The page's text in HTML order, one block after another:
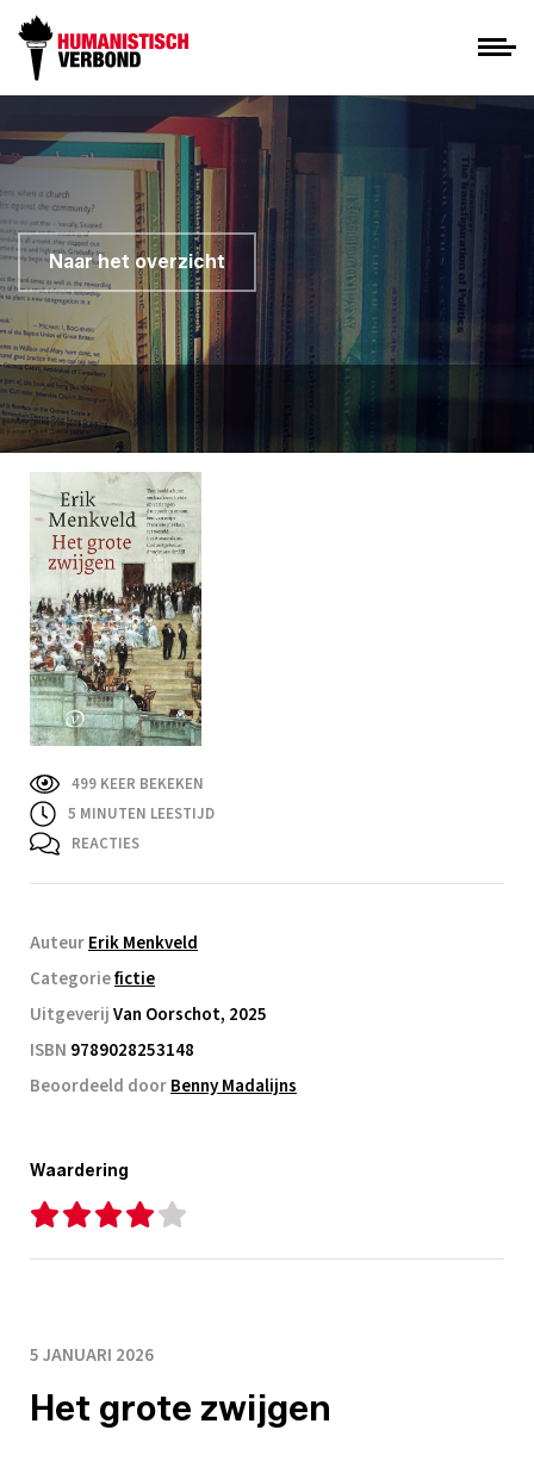
Naar het overzicht
499 KEER BEKEKEN
5 MINUTEN LEESTIJD
REACTIES
AuteurErik Menkveld
Categoriefictie
UitgeverijVan Oorschot, 2025
ISBN 9789028253148
Beoordeeld doorBenny Madalijns
Waardering
5 JANUARI 2026
Het grote zwijgen